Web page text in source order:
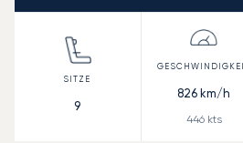
9
826 km/h
446kts